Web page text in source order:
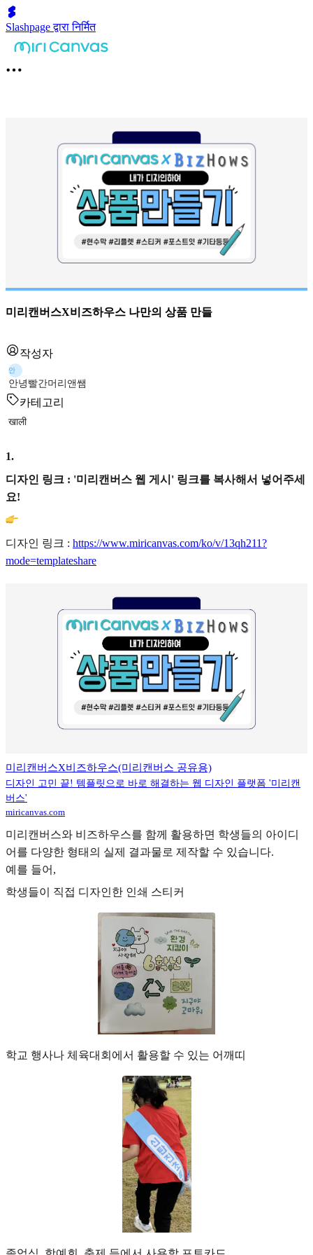
Slashpage द्वारा निर्मित
미리캔버스X비즈하우스 나만의 상품 만들
작성자
안
안녕빨간머리앤쌤
카테고리
खाली
1.
디자인 링크 : '미리캔버스 웹 게시' 링크를 복사해서 넣어주세
요!
디자인 링크 : https://www.miricanvas.com/ko/v/13qh211?
mode=templateshare
미리캔버스X비즈하우스(미리캔버스 공유용)
디자인 고민 끝! 템플릿으로 바로 해결하는 웹 디자인 플랫폼 '미리캔
버스'
miricanvas.com
미리캔버스와 비즈하우스를 함께 활용하면 학생들의 아이디
어를 다양한 형태의 실제 결과물로 제작할 수 있습니다.
예를 들어,
학생들이 직접 디자인한 인쇄 스티커
학교 행사나 체육대회에서 활용할 수 있는 어깨띠